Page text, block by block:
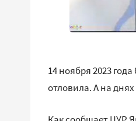
14 ноября 2023
отловила. А на